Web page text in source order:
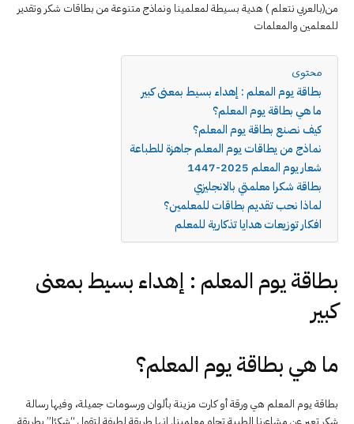
من(بالعربي نتعلم ) هدية بسيطة لمعلمينا ونماذج متنوعة من بطاقات شكر وتقدير
للمعلمين والمعلمات
محتوى
بطاقة يوم المعلم : إهداء بسيط بمعنى كبير
ما هي بطاقة يوم المعلم؟
كيف نصنع بطاقة يوم المعلم؟
نماذج من يطاقات يوم المعلم جاهزة للطباعة
شعار يوم المعلم 2025-1447
بطاقة شكرا معلمتي بالانجليزي
لماذا نحب تقديم بطاقات للمعلمين؟
افكار توزيعات هدايا تذكارية للمعلم
بطاقة يوم المعلم : إهداء بسيط بمعنى
كبير
ما هي بطاقة يوم المعلم؟
بطاقة يوم المعلم هي ورقة أو كارت مزينة بألوان ورسومات جميلة، وفيها رسالة